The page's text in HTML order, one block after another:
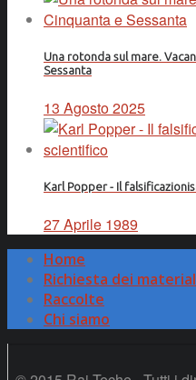
Una rotonda sul mare.
Sessanta
13 Agosto 2025
Karl Popper - Il
27 Aprile 1989
Home
Richiesta dei
Raccolte
Chi siamo